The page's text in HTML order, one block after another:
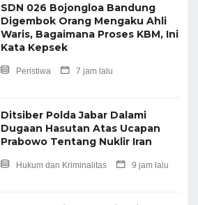
SDN 026 Bojongloa Bandung
Digembok Orang Mengaku Ahli
Waris, Bagaimana Proses KBM, Ini
Kata Kepsek
Peristiwa 7 jam lalu
Ditsiber Polda Jabar Dalami
Dugaan Hasutan Atas Ucapan
Prabowo Tentang Nuklir Iran
Hukum dan Kriminalitas 9 jam lalu